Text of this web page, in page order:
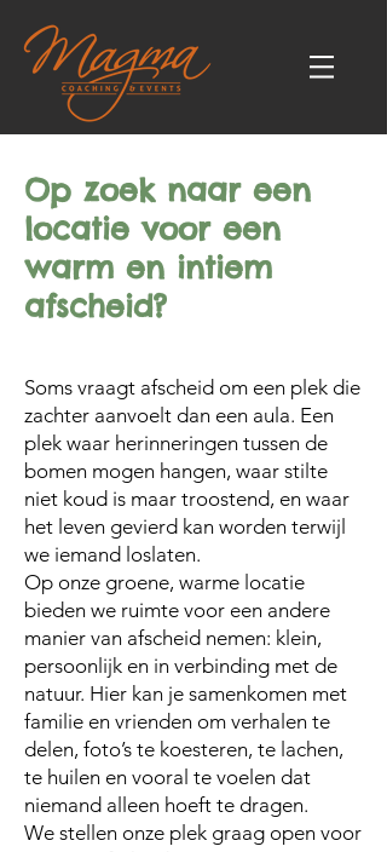
Op zoek naar een
locatie voor een
warm en intiem
afscheid?
Soms vraagt afscheid om een plek die
zachter aanvoelt dan een aula. Een
plek waar herinneringen tussen de
bomen mogen hangen, waar stilte
niet koud is maar troostend, en waar
het leven gevierd kan worden terwijl
we iemand loslaten.
Op onze groene, warme locatie
bieden we ruimte voor een andere
manier van afscheid nemen: klein,
persoonlijk en in verbinding met de
natuur. Hier kan je samenkomen met
familie en vrienden om verhalen te
delen, foto’s te koesteren, te lachen,
te huilen en vooral te voelen dat
niemand alleen hoeft te dragen.
We stellen onze plek graag open voor